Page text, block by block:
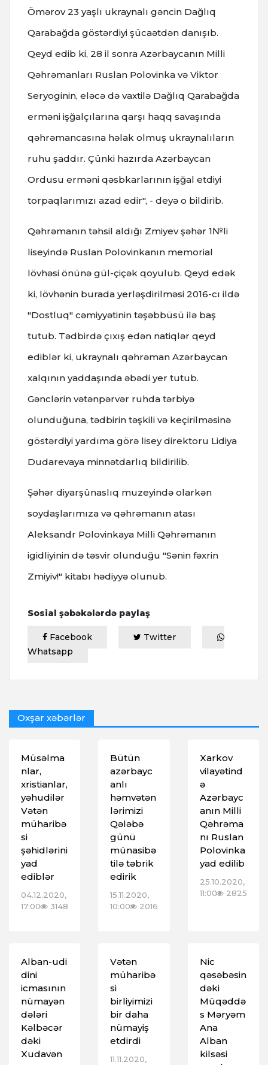
Ömərov 23 yaşlı ukraynalı gəncin Dağlıq
Qarabağda göstərdiyi şücaətdən danışıb.
Qeyd edib ki, 28 il sonra Azərbaycanın Milli
Qəhrəmanları Ruslan Polovinka və Viktor
Seryoginin, eləcə də vaxtilə Dağlıq Qarabağda
erməni işğalçılarına qarşı haqq savaşında
qəhrəmancasına həlak olmuş ukraynalıların
ruhu şaddır. Çünki hazırda Azərbaycan
Ordusu erməni qəsbkarlarının işğal etdiyi
torpaqlarımızı azad edir", - deyə o bildirib.
Qəhrəmanın təhsil aldığı Zmiyev şəhər 1№li
liseyində Ruslan Polovinkanın memorial
lövhəsi önünə gül-çiçək qoyulub. Qeyd edək
ki, lövhənin burada yerləşdirilməsi 2016-cı ildə
"Dostluq" cəmiyyətinin təşəbbüsü ilə baş
tutub. Tədbirdə çıxış edən natiqlər qeyd
ediblər ki, ukraynalı qəhrəman Azərbaycan
xalqının yaddaşında əbədi yer tutub.
Gənclərin vətənpərvər ruhda tərbiyə
olunduğuna, tədbirin təşkili və keçirilməsinə
göstərdiyi yardıma görə lisey direktoru Lidiya
Dudarevaya minnətdarlıq bildirilib.
Şəhər diyarşünaslıq muzeyində olarkən
soydaşlarımıza və qəhrəmanın atası
Aleksandr Polovinkaya Milli Qəhrəmanın
igidliyinin də təsvir olunduğu "Sənin fəxrin
Zmiyiv!" kitabı hədiyyə olunub.
Sosial şəbəkələrdə paylaş
Facebook
Twitter
Whatsapp
Oxşar xəbərlər
Müsəlma
nlar,
xristianlar,
yəhudilər
Vətən
müharibə
si
şəhidlərini
yad
ediblər
04.12.2020,
17:00
3148
Bütün
azərbayc
anlı
həmvətən
lərimizi
Qələbə
günü
münasibə
tilə təbrik
edirik
15.11.2020,
10:00
2016
Xarkov
vilayətind
ə
Azərbayc
anın Milli
Qəhrəma
nı Ruslan
Polovinka
yad edilib
25.10.2020,
11:00
2825
Alban-udi
dini
icmasının
nümayən
dələri
Kəlbəcər
dəki
Xudavən
Vətən
müharibə
si
birliyimizi
bir daha
nümayiş
etdirdi
11.11.2020,
Nic
qəsəbəsin
dəki
Müqəddə
s Məryəm
Ana
Alban
kilsəsi